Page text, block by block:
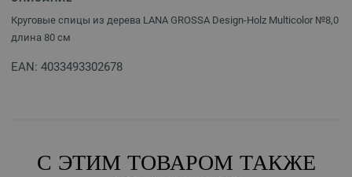
Круговые спицы из дерева LANA GROSSA Design-Holz Multicolor №8,0
длина 80 см
EAN: 4033493302678
С ЭТИМ ТОВАРОМ ТАКЖЕ